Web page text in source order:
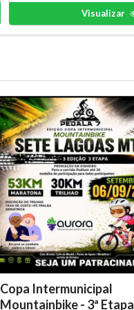
Visualizar
Copa Intermunicipal
Mountainbike - 3ª Etapa